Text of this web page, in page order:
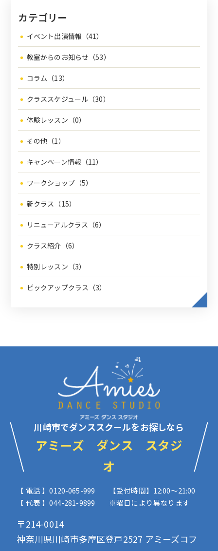
カテゴリー
イベント出演情報（41）
教室からのお知らせ（53）
コラム（13）
クラススケジュール（30）
体験レッスン（0）
その他（1）
キャンペーン情報（11）
ワークショップ（5）
新クラス（15）
リニューアルクラス（6）
クラス紹介（6）
特別レッスン（3）
ピックアップクラス（3）
川崎市でダンススクールをお探しなら
アミーズ ダンス スタジ
オ
【 電話 】0120-065-999
【 代表 】044-281-9899
【受付時間】12:00〜21:00
※曜日により異なります
〒214-0014
神奈川県川崎市多摩区登戸2527 アミーズコフ